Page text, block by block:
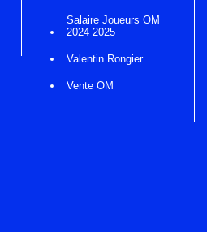
Salaire Joueurs OM
2024 2025
Valentin Rongier
Vente OM